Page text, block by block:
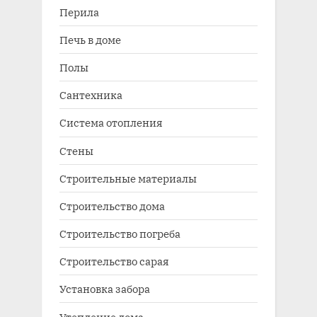
Перила
Печь в доме
Полы
Сантехника
Система отопления
Стены
Строительные материалы
Строительство дома
Строительство погреба
Строительство сарая
Установка забора